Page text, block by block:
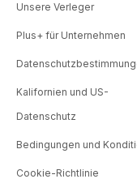
Unsere Verleger
Plus+ für Unternehmen
Kalifornien und US-
Datenschutz
Bedingungen und
Cookie-Richtlinie